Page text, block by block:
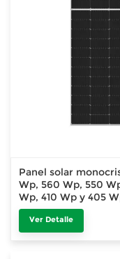
Panel solar
Wp, 560 Wp, 550
Wp, 410 Wp y 405
Ver Detalle